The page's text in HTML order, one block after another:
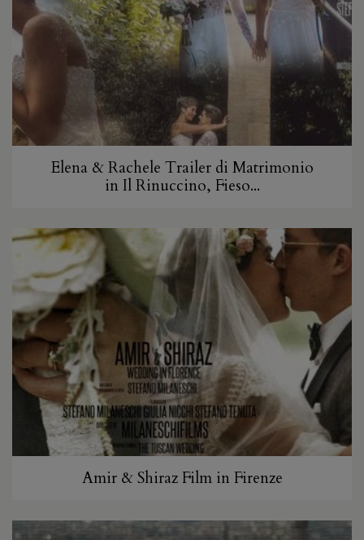
Elena & Rachele Trailer di Matrimonio
in Il Rinuccino, Fieso...
Amir & Shiraz Film in Firenze